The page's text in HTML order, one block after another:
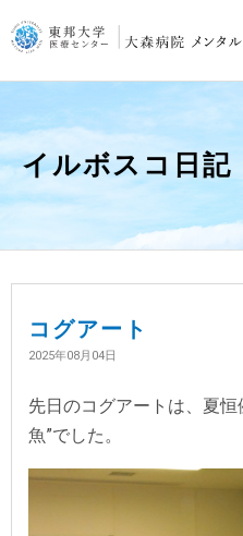
イルボスコ日記
コグアート
2025年08月04日
先日のコグアートは、夏恒
魚”でした。